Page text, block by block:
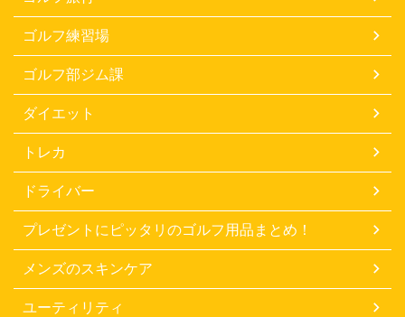
ゴルフ練習場
ゴルフ部ジム課
ダイエット
トレカ
ドライバー
プレゼントにピッタリのゴルフ用品まとめ！
メンズのスキンケア
ユーティリティ